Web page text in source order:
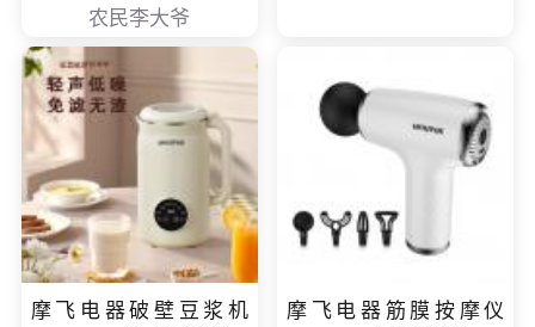
农民李大爷
摩飞电器破壁豆浆机
摩飞电器筋膜按摩仪